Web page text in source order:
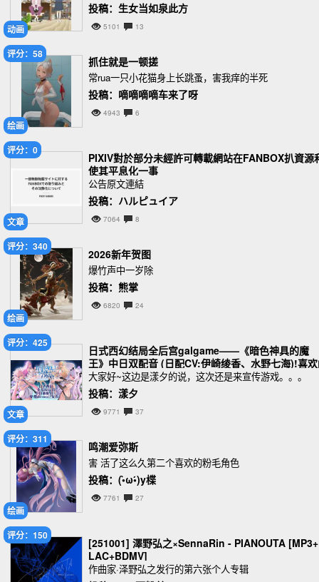
动画
投稿：生女当如泉此方
5101 13
绘画
评分：58
抓住就是一顿搓
常rua一只小花猫身上长跳蚤，害我痒的半死
投稿：嘀嘀嘀嘀车来了呀
4943 6
文章
评分：0
PIXIV對於部分未經許可轉載網站在FANBOX扒資源
使其平息化一事
公告原文連結
投稿：ハルピュイア
7064 8
绘画
评分：340
2026新年贺图
爆竹声中一岁除
投稿：熊掌
6820 24
文章
评分：425
日式西幻结局全后宫galgame——《暗色神具的魔
王》中日双配音 (日配CV:伊崎绫香、水野七海)!喜
话求体验!
大家好~这边是漾夕的说，这次还是来宣传游戏。。。
投稿：漾夕
9771 37
绘画
评分：311
鸣潮爱弥斯
害 活了这么久第二个喜欢的粉毛角色
投稿：(•̀ω•́)y楪
7761 27
评分：150
[251001] 澤野弘之×SennaRin - PIANOUTA
LAC+BDMV]
作曲家·泽野弘之发行的第六张个人专辑